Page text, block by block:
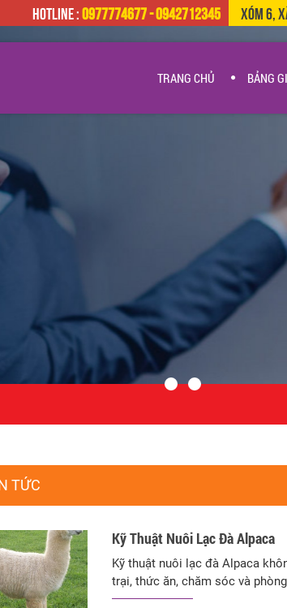
Xóm 6,
HOTLINE :0977774677 - 0942712345
TRANG CHỦ BẢNG
TỨC
Kỹ Thuật Nuôi Lạc Đà Alpaca
Kỹ thuật nuôi lạc đà Alpaca
trại, thức ăn, chăm sóc và